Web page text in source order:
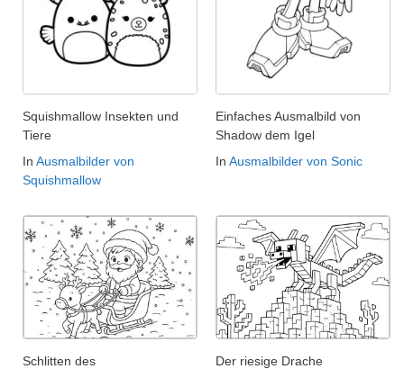
Squishmallow Insekten und
Tiere
In Ausmalbilder von
Squishmallow
Einfaches Ausmalbild von
Shadow dem Igel
In Ausmalbilder von Sonic
Schlitten des
Der riesige Drache